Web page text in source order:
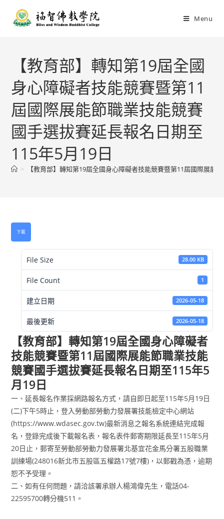
Menu
【教育部】轉知第19屆全國
身心障礙者技能競賽暨第11
屆國際展能節職業技能競賽
國手選拔賽延長報名日期至
115年5月19日
> 【教育部】轉知第19屆全國身心障礙者技能競賽暨第11屆國際展能
下載
File Size 28.00 KB
File Count 1
建立日期 2026-05-18
最後更新 2026-05-18
【教育部】轉知第19屆全國身心障礙者
技能競賽暨第11屆國際展能節職業技能
競賽國手選拔賽延長報名日期至115年5
月19日
一、延長報名作業採網路報名方式，請自即日起至115年5月19日
(二)下午5時止，登入勞動部勞動力發展署技能檢定中心網站
(https://www.wdasec.gov.tw)最新消息之報名系統連結完成報
名，登錄完成後下載報名表，報名表件郵寄期限延長至115年5月
20日止，郵寄至勞動部勞動力發展署北基宜花金馬分署五股職業
訓練場(248016新北市五股區五權路17號7樓)，以郵戳為憑，逾期
恕不予受理。
二、如有任何問題，請洽該署承辦人楊鴻偉先生，電話04-
22595700轉分機511。